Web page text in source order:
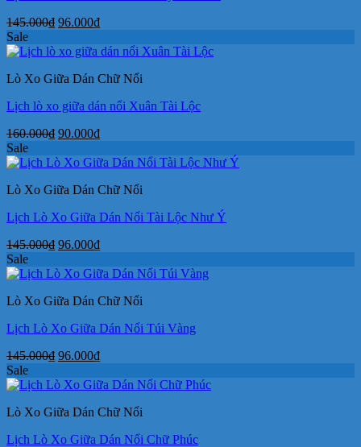
145.000₫ Giá
là:
96.000₫Giá
tại
96.000₫.
Sale
Lò Xo Giữa Dán Chữ Nổi
Lịch lò xo giữa dán nổi Xuân Tài Lộc
160.000₫ Giá
là:
90.000₫Giá
tại
90.000₫.
Sale
Lò Xo Giữa Dán Chữ Nổi
Lịch Lò Xo Giữa Dán Nổi Tài Lộc Như Ý
145.000₫ Giá
là:
96.000₫Giá
tại
96.000₫.
Sale
Lò Xo Giữa Dán Chữ Nổi
Lịch Lò Xo Giữa Dán Nổi Túi Vàng
145.000₫ Giá
là:
96.000₫Giá
tại
96.000₫.
Sale
Lò Xo Giữa Dán Chữ Nổi
Lịch Lò Xo Giữa Dán Nổi Chữ Phúc